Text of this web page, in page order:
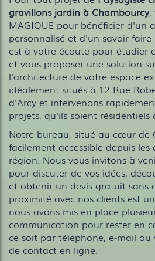
gravillons jardin à Chambourcy,
MAGIQUE pour bénéficier d'un
personnalisé et d'un savoir-
est à votre écoute pour étudier
et vous proposer une solution
l'architecture de votre espace
idéalement situés à 12 Rue
d'Arcy et intervenons
projets, qu'ils soient résidentiels
Notre bureau, situé au cœur de
facilement accessible depuis les
région. Nous vous invitons à
pour discuter de vos idées,
et obtenir un devis gratuit sans
proximité avec nos clients est
nous avons mis en place
communication pour rester en
ce soit par téléphone, e-mail
de contact en ligne.